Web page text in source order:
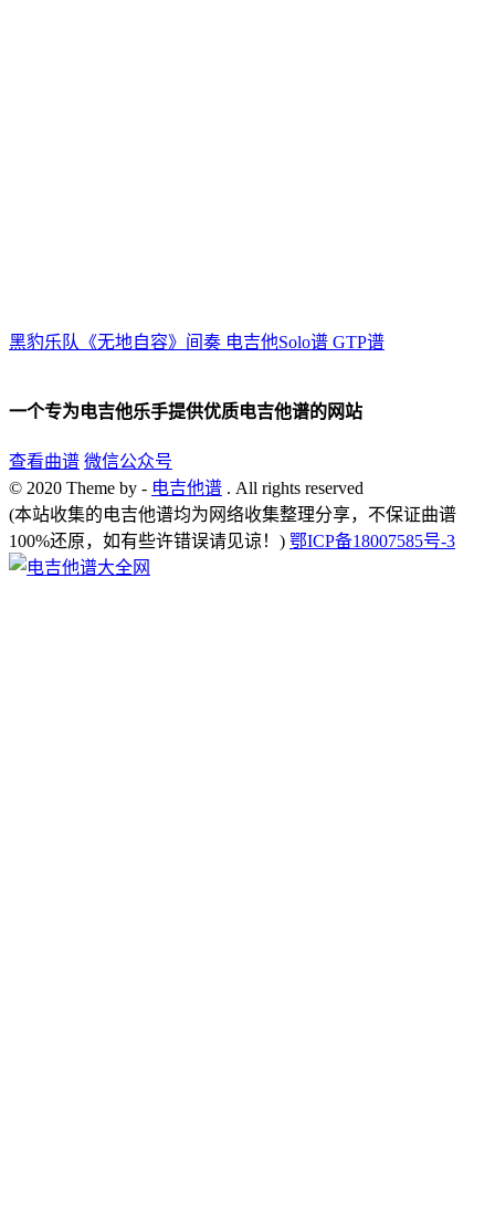
黑豹乐队《无地自容》间奏 电吉他Solo谱 GTP谱
一个专为电吉他乐手提供优质电吉他谱的网站
查看曲谱 微信公众号
© 2020 Theme by - 电吉他谱 . All rights reserved
(本站收集的电吉他谱均为网络收集整理分享，不保证曲谱
100%还原，如有些许错误请见谅！) 鄂ICP备18007585号-3